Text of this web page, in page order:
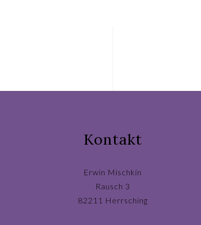
Kontakt
Erwin Mischkin
Rausch 3
82211 Herrsching